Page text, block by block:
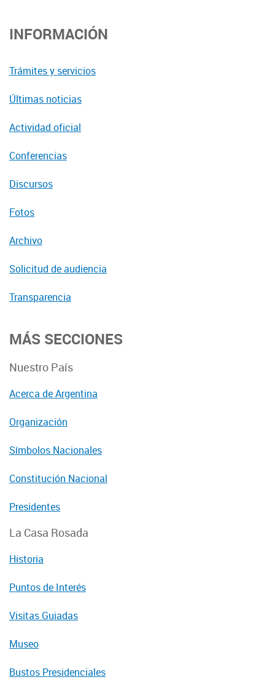
INFORMACIÓN
Trámites y servicios
Últimas noticias
Actividad oficial
Conferencias
Discursos
Fotos
Archivo
Solicitud de audiencia
Transparencia
MÁS SECCIONES
Nuestro País
Acerca de Argentina
Organización
Símbolos Nacionales
Constitución Nacional
Presidentes
La Casa Rosada
Historia
Puntos de Interés
Visitas Guiadas
Museo
Bustos Presidenciales